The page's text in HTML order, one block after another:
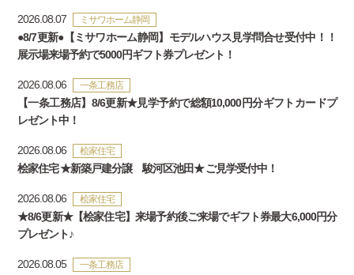
2026.08.07 ミサワホーム静岡
●8/7更新●【ミサワホーム静岡】モデルハウス見学問合せ受付中！！
展示場来場予約で5000円ギフト券プレゼント！
2026.08.06 一条工務店
【一条工務店】8/6更新★見学予約で総額10,000円分ギフトカードプ
レゼント中！
2026.08.06 桧家住宅
桧家住宅 ★新築戸建分譲 駿河区池田★ ご見学受付中！
2026.08.06 桧家住宅
★8/6更新★【桧家住宅】来場予約後ご来場でギフト券最大6,000円分
プレゼント♪
2026.08.05 一条工務店